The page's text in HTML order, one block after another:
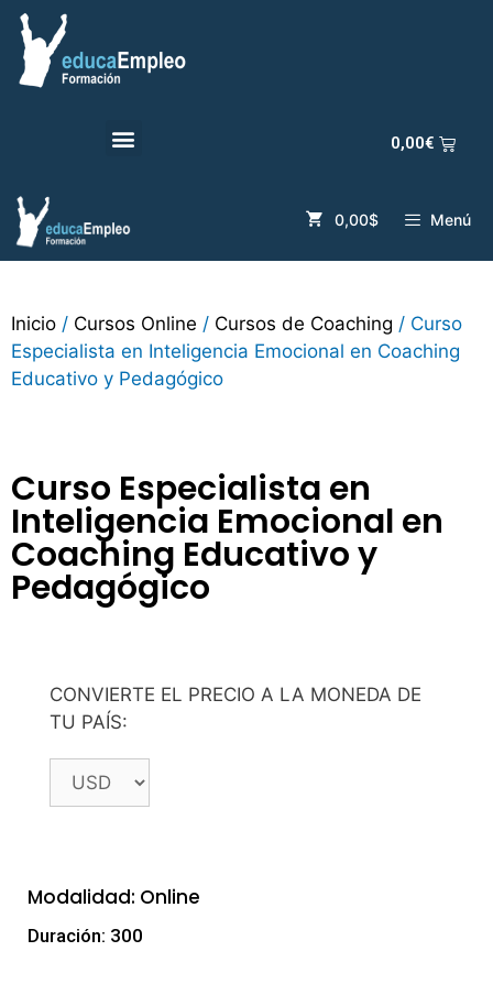
0,00€
0,00$ Menú
Inicio / Cursos Online / Cursos de Coaching / Curso
Especialista en Inteligencia Emocional en Coaching
Educativo y Pedagógico
Curso Especialista en
Inteligencia Emocional en
Coaching Educativo y
Pedagógico
CONVIERTE EL PRECIO A LA MONEDA DE
TU PAÍS:
Modalidad: Online
Duración: 300